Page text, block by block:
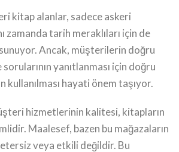
kitap alanlar, sadece askeri
zamanda tarih meraklıları için de
Ancak, müşterilerin doğru
yanıtlanması için doğru
kullanılması hayati önem taşıyor.
hizmetlerinin kalitesi, kitapların
Maalesef, bazen bu mağazaların
veya etkili değildir. Bu